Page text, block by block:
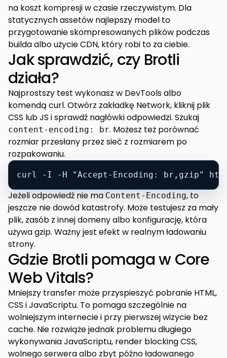
na koszt kompresji w czasie rzeczywistym. Dla
statycznych assetów najlepszy model to
przygotowanie skompresowanych plików podczas
builda albo użycie CDN, który robi to za ciebie.
Jak sprawdzić, czy Brotli
działa?
Najprostszy test wykonasz w DevTools albo
komendą curl. Otwórz zakładkę Network, kliknij plik
CSS lub JS i sprawdź nagłówki odpowiedzi. Szukaj
content-encoding: br. Możesz też porównać
rozmiar przesłany przez sieć z rozmiarem po
rozpakowaniu.
curl -I -H "Accept-Encoding: br,gzip"
Jeżeli odpowiedź nie ma Content-Encoding, to
jeszcze nie dowód katastrofy. Może testujesz za mały
plik, zasób z innej domeny albo konfigurację, która
używa gzip. Ważny jest efekt w realnym ładowaniu
strony.
Gdzie Brotli pomaga w Core
Web Vitals?
Mniejszy transfer może przyspieszyć pobranie HTML,
CSS i JavaScriptu. To pomaga szczególnie na
wolniejszym internecie i przy pierwszej wizycie bez
cache. Nie rozwiąże jednak problemu długiego
wykonywania JavaScriptu, render blocking CSS,
wolnego serwera albo zbyt późno ładowanego